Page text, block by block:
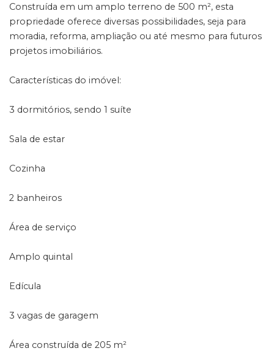
Construída em um amplo terreno de 500 m², esta
propriedade oferece diversas possibilidades, seja para
moradia, reforma, ampliação ou até mesmo para futuros
projetos imobiliários.
Características do imóvel:
3 dormitórios, sendo 1 suíte
Sala de estar
Cozinha
2 banheiros
Área de serviço
Amplo quintal
Edícula
3 vagas de garagem
Área construída de 205 m²